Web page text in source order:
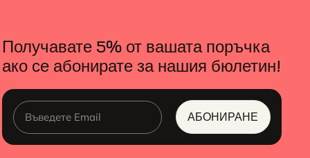
Получавате 5% от вашата поръчка
ако се абонирате за нашия бюлетин!
АБОНИРАНЕ
ALTERNATIVE: